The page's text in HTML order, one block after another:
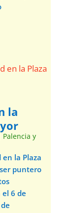
la
Palencia y
la Plaza
puntero
6 de